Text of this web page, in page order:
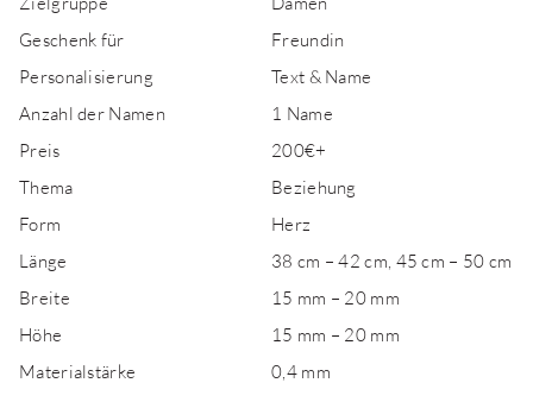
Geschenk für
Freundin
Personalisierung
Text & Name
Anzahl der Namen
1 Name
Preis
200€+
Thema
Beziehung
Form
Herz
Länge
38 cm – 42 cm, 45 cm – 50 cm
Breite
15 mm – 20 mm
Höhe
15 mm – 20 mm
Materialstärke
0,4 mm